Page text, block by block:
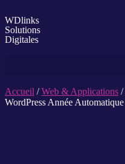
WDlinks
Solutions
Digitales
Accueil /Web & Applications /
WordPress Année Automatique